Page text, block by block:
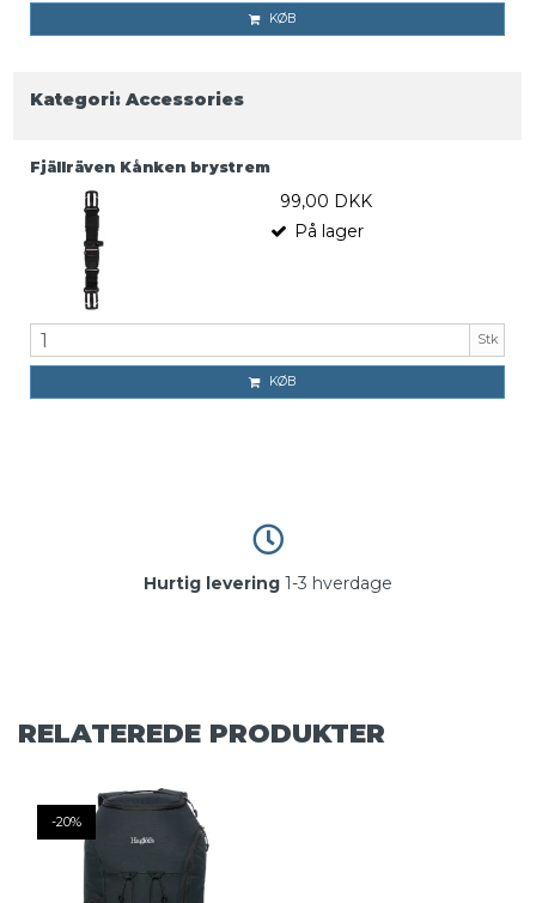
KØB
Kategori: Accessories
Fjällräven Kånken brystrem
99,00 DKK
På lager
Stk
KØB
Hurtig levering 1-3 hverdage
RELATEREDE PRODUKTER
-20%